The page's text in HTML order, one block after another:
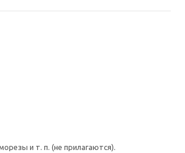
и т. п. (не прилагаются).